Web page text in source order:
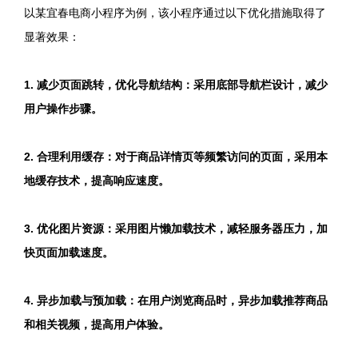
以某宜春电商小程序为例，该小程序通过以下优化措施取得了
显著效果：
1. 减少页面跳转，优化导航结构：采用底部导航栏设计，减少
用户操作步骤。
2. 合理利用缓存：对于商品详情页等频繁访问的页面，采用本
地缓存技术，提高响应速度。
3. 优化图片资源：采用图片懒加载技术，减轻服务器压力，加
快页面加载速度。
4. 异步加载与预加载：在用户浏览商品时，异步加载推荐商品
和相关视频，提高用户体验。